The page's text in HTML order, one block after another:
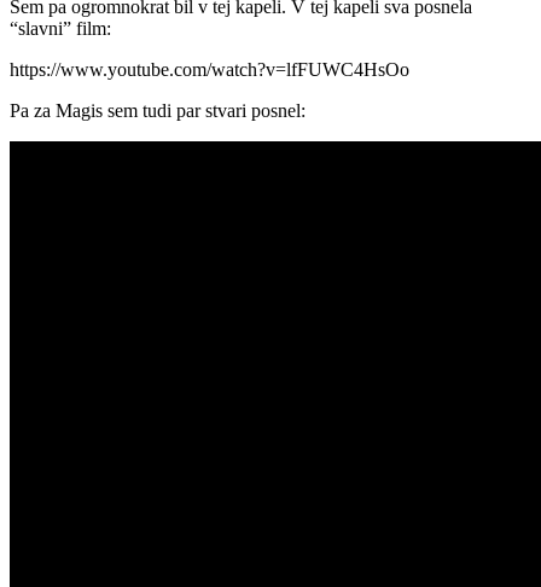
Sem pa ogromnokrat bil v tej kapeli. V tej kapeli sva posnela
“slavni” film:
https://www.youtube.com/watch?v=lfFUWC4HsOo
Pa za Magis sem tudi par stvari posnel: